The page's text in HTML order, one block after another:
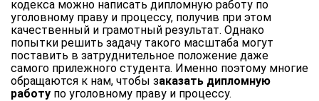
кодекса можно написать дипломную работу по
уголовному праву и процессу, получив при этом
качественный и грамотный результат. Однако
попытки решить задачу такого масштаба могут
поставить в затруднительное положение даже
самого прилежного студента. Именно поэтому многие
обращаются к нам, чтобы заказать дипломную
работу по уголовному праву и процессу.